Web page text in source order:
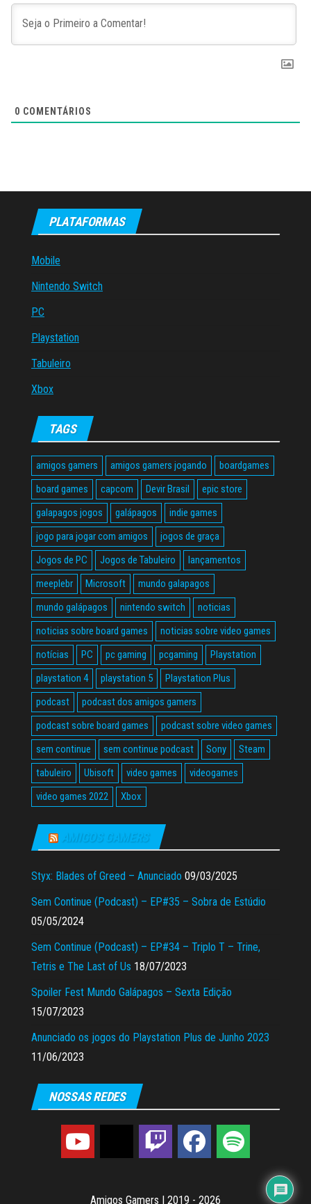
0 COMENTÁRIOS
PLATAFORMAS
Mobile
Nintendo Switch
PC
Playstation
Tabuleiro
Xbox
TAGS
amigos gamers amigos gamers jogando
boardgames
board games
capcom Devir Brasil
epic store
galapagos jogos
galápagos
indie games
jogo para jogar com amigos
jogos de graça
Jogos de PC
Jogos de Tabuleiro
lançamentos
meeplebr
Microsoft
mundo galapagos
mundo galápagos
nintendo switch
noticias
noticias sobre board games
noticias sobre video games
notícias
PC pc gaming pcgaming
Playstation
playstation 4
playstation 5
Playstation Plus
podcast
podcast dos amigos gamers
podcast sobre board games
podcast sobre video games
sem continue
sem continue podcast Sony
Steam
tabuleiro
Ubisoft video games
videogames
video games 2022
Xbox
AMIGOS GAMERS
Styx: Blades of Greed – Anunciado 09/03/2025
Sem Continue (Podcast) – EP#35 – Sobra de Estúdio
05/05/2024
Sem Continue (Podcast) – EP#34 – Triplo T – Trine,
Tetris e The Last of Us 18/07/2023
Spoiler Fest Mundo Galápagos – Sexta Edição
15/07/2023
Anunciado os jogos do Playstation Plus de Junho 2023
11/06/2023
NOSSAS REDES
Amigos Gamers | 2019 - 2026